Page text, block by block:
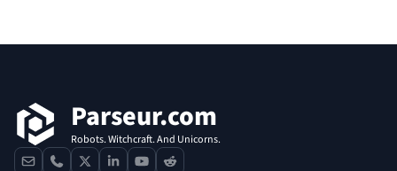
Parseur.com
Robots. Witchcraft. And Unicorns.